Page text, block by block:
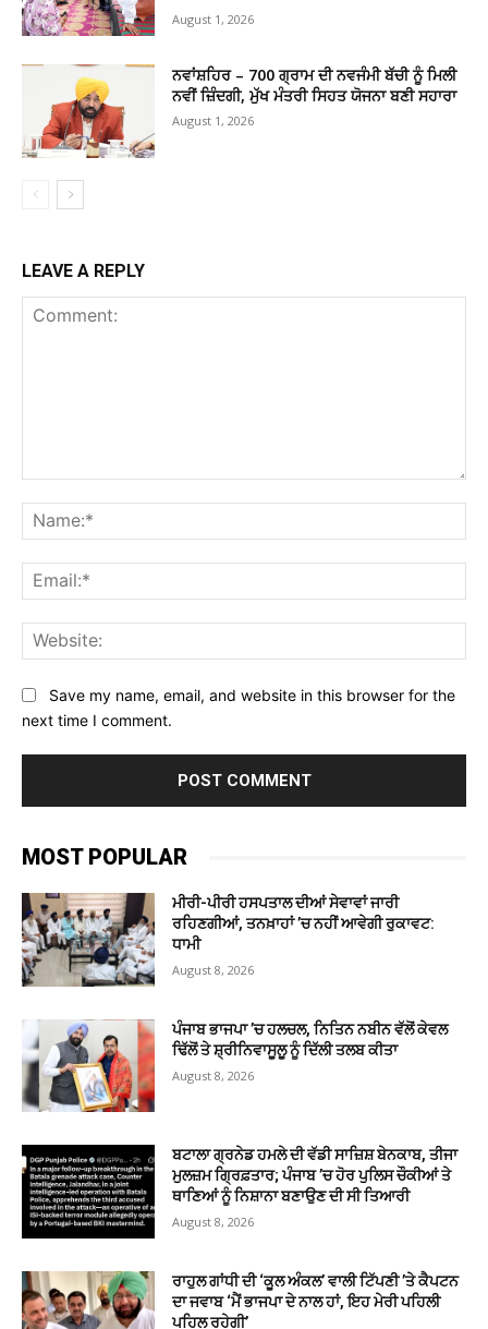
August 1, 2026
ਨਵਾਂਸ਼ਹਿਰ – 700 ਗ੍ਰਾਮ ਦੀ ਨਵਜੰਮੀ ਬੱਚੀ ਨੂੰ ਮਿਲੀ
ਨਵੀਂ ਜ਼ਿੰਦਗੀ, ਮੁੱਖ ਮੰਤਰੀ ਸਿਹਤ ਯੋਜਨਾ ਬਣੀ ਸਹਾਰਾ
August 1, 2026
LEAVE A REPLY
Save my name, email, and website in this browser for the
next time I comment.
MOST POPULAR
ਮੀਰੀ-ਪੀਰੀ ਹਸਪਤਾਲ ਦੀਆਂ ਸੇਵਾਵਾਂ ਜਾਰੀ
ਰਹਿਣਗੀਆਂ, ਤਨਖ਼ਾਹਾਂ ’ਚ ਨਹੀਂ ਆਵੇਗੀ ਰੁਕਾਵਟ:
ਧਾਮੀ
August 8, 2026
ਪੰਜਾਬ ਭਾਜਪਾ ’ਚ ਹਲਚਲ, ਨਿਤਿਨ ਨਬੀਨ ਵੱਲੋਂ ਕੇਵਲ
ਢਿੱਲੋਂ ਤੇ ਸ਼੍ਰੀਨਿਵਾਸੂਲੂ ਨੂੰ ਦਿੱਲੀ ਤਲਬ ਕੀਤਾ
August 8, 2026
ਬਟਾਲਾ ਗ੍ਰਨੇਡ ਹਮਲੇ ਦੀ ਵੱਡੀ ਸਾਜ਼ਿਸ਼ ਬੇਨਕਾਬ, ਤੀਜਾ
ਮੁਲਜ਼ਮ ਗ੍ਰਿਫ਼ਤਾਰ; ਪੰਜਾਬ ’ਚ ਹੋਰ ਪੁਲਿਸ ਚੌਕੀਆਂ ਤੇ
ਥਾਣਿਆਂ ਨੂੰ ਨਿਸ਼ਾਨਾ ਬਣਾਉਣ ਦੀ ਸੀ ਤਿਆਰੀ
August 8, 2026
ਰਾਹੁਲ ਗਾਂਧੀ ਦੀ ‘ਕੂਲ ਅੰਕਲ’ ਵਾਲੀ ਟਿੱਪਣੀ ’ਤੇ ਕੈਪਟਨ
ਦਾ ਜਵਾਬ ‘ਮੈਂ ਭਾਜਪਾ ਦੇ ਨਾਲ ਹਾਂ, ਇਹ ਮੇਰੀ ਪਹਿਲੀ
ਪਹਿਲ ਰਹੇਗੀ’